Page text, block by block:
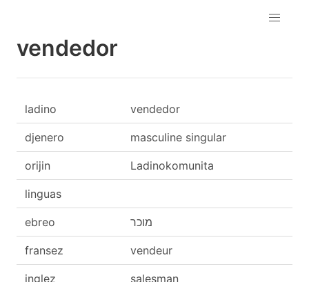
vendedor
ladino vendedor
djenero masculine singular
orijin Ladinokomunita
linguas
ebreo מוכר
fransez vendeur
inglez salesman